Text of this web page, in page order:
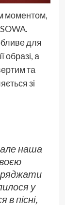
моментом,
для
образі, а
та
зі
але наша
у
пісні,